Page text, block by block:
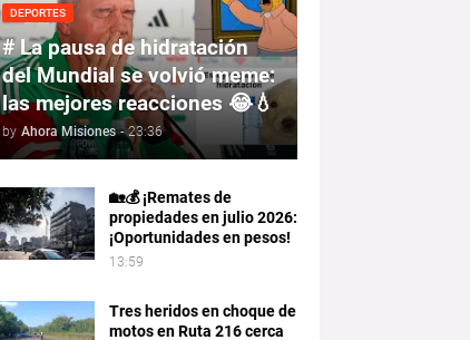
DEPORTES
# La pausa de hidratación
del Mundial se volvió meme:
las mejores reacciones 😂💧
by Ahora Misiones - 23:36
🏡💰 ¡Remates de
propiedades en julio 2026:
¡Oportunidades en pesos!
13:59
Tres heridos en choque de
motos en Ruta 216 cerca